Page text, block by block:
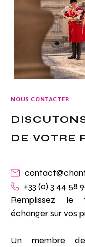
NOUS CONTACTER
DE VOTRE
+33 (0) 3 44 58
Remplissez le
échanger sur vos
Un membre